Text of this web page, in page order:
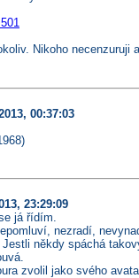
Nikoho necenzuruji
00:37:03
23:29:09
já řídím.
nezradí,
někdy spáchá
zvolil jako svého